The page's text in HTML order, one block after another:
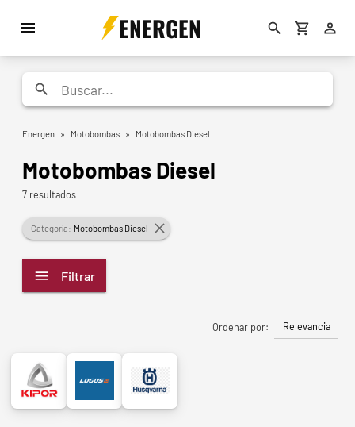
ENERGEN
Energen » Motobombas » Motobombas Diesel
Motobombas Diesel
7 resultados
Categoría: Motobombas Diesel
Filtrar
Ordenar por: Relevancia